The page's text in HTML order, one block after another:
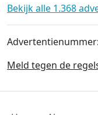
Bekijk alle 1.368
Meld tegen de